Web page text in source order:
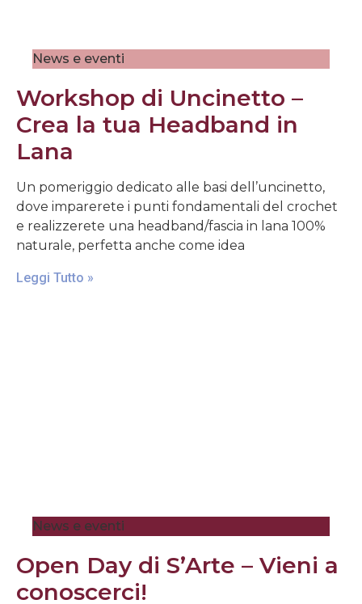
News e eventi
Workshop di Uncinetto –
Crea la tua Headband in
Lana
Un pomeriggio dedicato alle basi dell’uncinetto,
dove imparerete i punti fondamentali del crochet
e realizzerete una headband/fascia in lana 100%
naturale, perfetta anche come idea
Leggi Tutto »
News e eventi
Open Day di S’Arte – Vieni a
conoscerci!